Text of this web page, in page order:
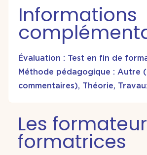
Informations
Évaluation : Test en fin de
Méthode pédagogique : Autre
commentaires), Théorie,
Les
formatrices